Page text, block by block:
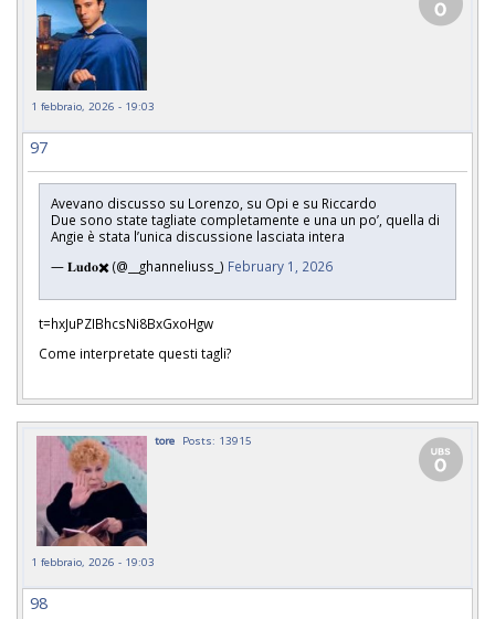
1 febbraio, 2026 - 19:03
97
Avevano discusso su Lorenzo, su Opi e su Riccardo
Due sono state tagliate completamente e una un po’, quella di
Angie è stata l’unica discussione lasciata intera
— 𝐋𝐮𝐝𝐨✖️ (@__ghanneliuss_) February 1, 2026
t=hxJuPZIBhcsNi8BxGxoHgw
Come interpretate questi tagli?
tore Posts: 13915
1 febbraio, 2026 - 19:03
98